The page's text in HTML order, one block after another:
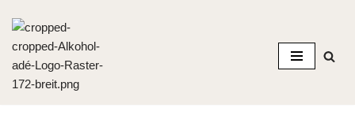
Zum
Inhalt
springen